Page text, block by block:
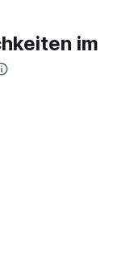
im